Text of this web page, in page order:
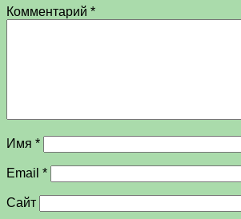
Комментарий *
Имя *
Email *
Сайт